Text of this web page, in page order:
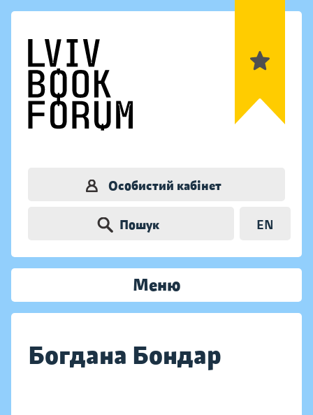
Особистий кабінет
Пошук EN
Меню
Богдана Бондар